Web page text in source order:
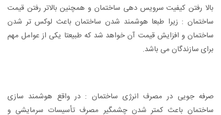
بالا رفتن كیفیت سرویس دهی ساختمان و همچنین بالاتر رفتن قیمت
ساختمان : زیرا طبعا هوشمند شدن ساختمان باعث لوکس تر شدن
ساختمان و افزایش قیمت آن خواهد شد که طبیعتا یکی از عوامل مهم
برای سازندگان می باشد.
صرفه جویی در مصرف انرژی ساختمان : در واقع هوشمند سازی
ساختمان باعث کمتر شدن چشمگیر مصرف تأسیسات سرمایشی و